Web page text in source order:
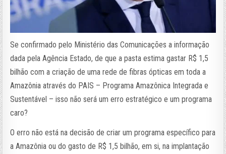
Se confirmado pelo Ministério das Comunicações a informação
dada pela Agência Estado, de que a pasta estima gastar R$ 1,5
bilhão com a criação de uma rede de fibras ópticas em toda a
Amazônia através do PAIS – Programa Amazônica Integrada e
Sustentável – isso não será um erro estratégico e um programa
caro?
O erro não está na decisão de criar um programa específico para
a Amazônia ou do gasto de R$ 1,5 bilhão, em si, na implantação